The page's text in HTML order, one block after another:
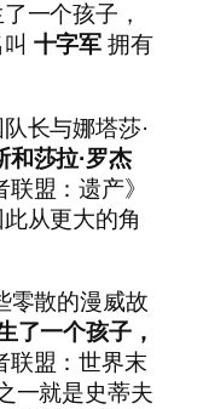
一个孩子，
十字军 拥有
长与娜塔莎·
和莎拉·罗杰
盟：遗产》
从更大的角
零散的漫威故
了一个孩子，
联盟：世界末
一就是史蒂夫